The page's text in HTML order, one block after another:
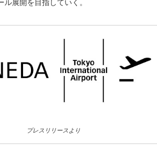
ル展開を目指していく。
プレスリリースより